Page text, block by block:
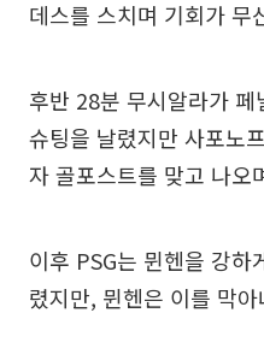
데스를 스치며 기회가 무
후반 28분 무시알라가
슈팅을 날렸지만 사포노
자 골포스트를 맞고 나오
이후 PSG는 뮌헨을 강하
렸지만, 뮌헨은 이를 막